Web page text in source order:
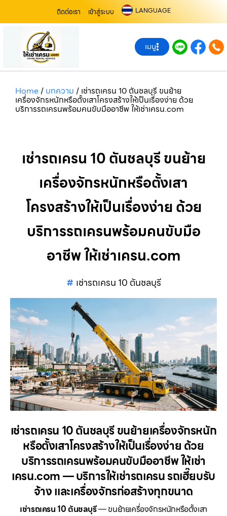
ติดต่อเรา เข้าสู่ระบบ LANGUAGE
เมนู
Home/ บทความ / เช่ารถเครน 10 ตันชลบุรี ขนย้าย
เครื่องจักรหนักหรือตั้งเสาโครงสร้างให้เป็นเรื่องง่าย ด้วย
บริการรถเครนพร้อมคนขับมืออาชีพ ให้เช่าเครน.com
เช่ารถเครน 10 ตันชลบุรี ขนย้าย
เครื่องจักรหนักหรือตั้งเสา
โครงสร้างให้เป็นเรื่องง่าย ด้วย
บริการรถเครนพร้อมคนขับมือ
อาชีพ ให้เช่าเครน.com
เช่ารถเครน 10 ตันชลบุรี
เช่ารถเครน 10 ตันชลบุรี ขนย้ายเครื่องจักรหนัก
หรือตั้งเสาโครงสร้างให้เป็นเรื่องง่าย ด้วย
บริการรถเครนพร้อมคนขับมืออาชีพ ให้เช่า
เครน.com — บริการให้เช่ารถเครน รถเฮี๊ยบรับ
จ้าง และเครื่องจักรก่อสร้างทุกขนาด
เช่ารถเครน 10 ตันชลบุรี— ขนย้ายเครื่องจักรหนักหรือตั้งเสา